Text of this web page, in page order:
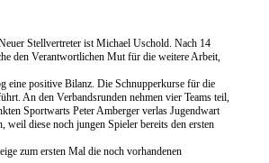
Stellvertreter ist Michael Uschold. Nach 14
den Verantwortlichen Mut für die weitere Arbeit,
eine positive Bilanz. Die Schnupperkurse für die
An den Verbandsrunden nehmen vier Teams teil,
Sportwarts Peter Amberger verlas Jugendwart
diese noch jungen Spieler bereits den ersten
zum ersten Mal die noch vorhandenen